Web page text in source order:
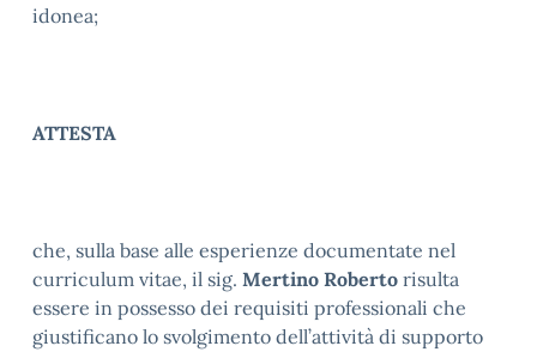
idonea;
ATTESTA
che, sulla base alle esperienze documentate nel
curriculum vitae, il sig. Mertino Roberto risulta
essere in possesso dei requisiti professionali che
giustificano lo svolgimento dell’attività di supporto